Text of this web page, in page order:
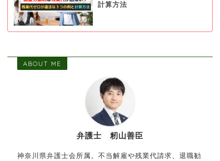
計算方法
ABOUT ME
弁護士 籾山善臣
神奈川県弁護士会所属。不当解雇や残業代請求、退職勧